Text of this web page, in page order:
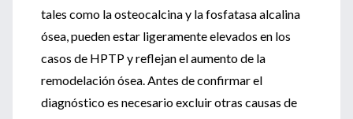
tales como la osteocalcina y la fosfatasa alcalina
ósea, pueden estar ligeramente elevados en los
casos de HPTP y reflejan el aumento de la
remodelación ósea. Antes de confirmar el
diagnóstico es necesario excluir otras causas de